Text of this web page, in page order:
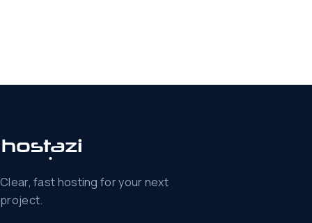
Clear, fast hosting for your next
project.